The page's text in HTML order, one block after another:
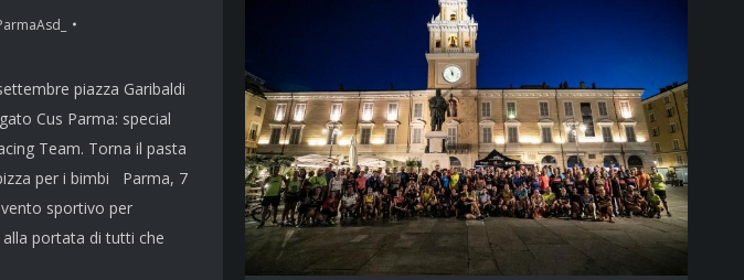
piazza Garibaldi
Cus Parma: special
Team. Torna il pasta
per i bimbi Parma, 7
sportivo per
portata di tutti che